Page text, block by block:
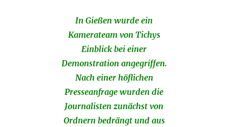
In Gießen wurde ein
Kamerateam von Tichys
Einblick bei einer
Demonstration angegriffen.
Nach einer höflichen
Presseanfrage wurden die
Journalisten zunächst von
Ordnern bedrängt und aus